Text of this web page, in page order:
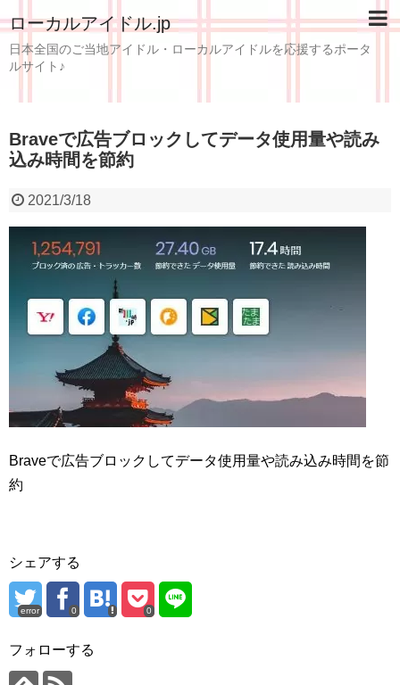
ローカルアイドル.jp
日本全国のご当地アイドル・ローカルアイドルを応援するポータ
ルサイト♪
Braveで広告ブロックしてデータ使用量や読み
込み時間を節約
2021/3/18
Braveで広告ブロックしてデータ使用量や読み込み時間を節
約
シェアする
error 0 0
フォローする